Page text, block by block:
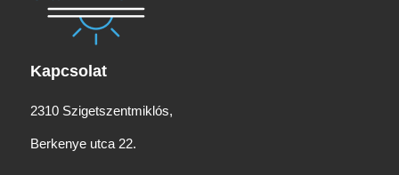
Kapcsolat
2310 Szigetszentmiklós,
Berkenye utca 22.